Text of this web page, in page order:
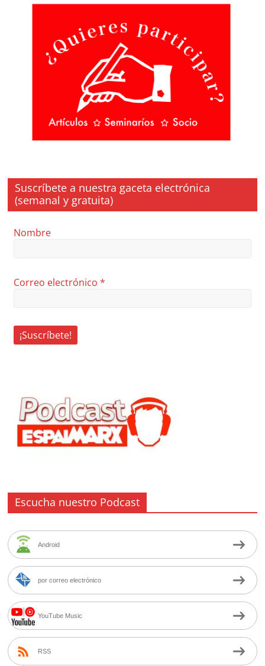
Suscríbete a nuestra gaceta electrónica
(semanal y gratuita)
Nombre
Correo electrónico*
Escucha nuestro Podcast
Android
por correo electrónico
YouTube Music
RSS